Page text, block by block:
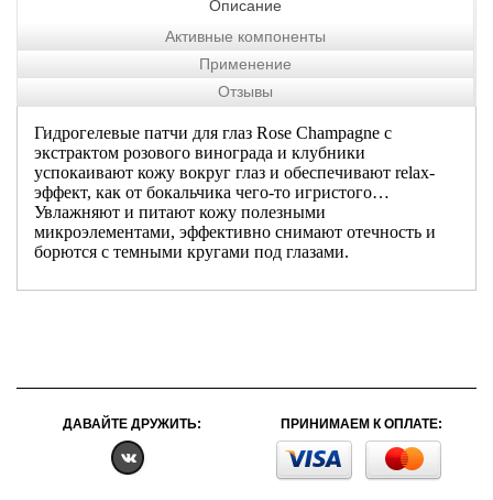
Описание
Активные компоненты
Применение
Отзывы
Гидрогелевые патчи для глаз Rose Champagne с
экстрактом розового винограда и клубники
успокаивают кожу вокруг глаз и обеспечивают relax-
эффект, как от бокальчика чего-то игристого…
Увлажняют и питают кожу полезными
микроэлементами, эффективно снимают отечность и
борются с темными кругами под глазами.
ДАВАЙТЕ ДРУЖИТЬ: ПРИНИМАЕМ К ОПЛАТЕ: